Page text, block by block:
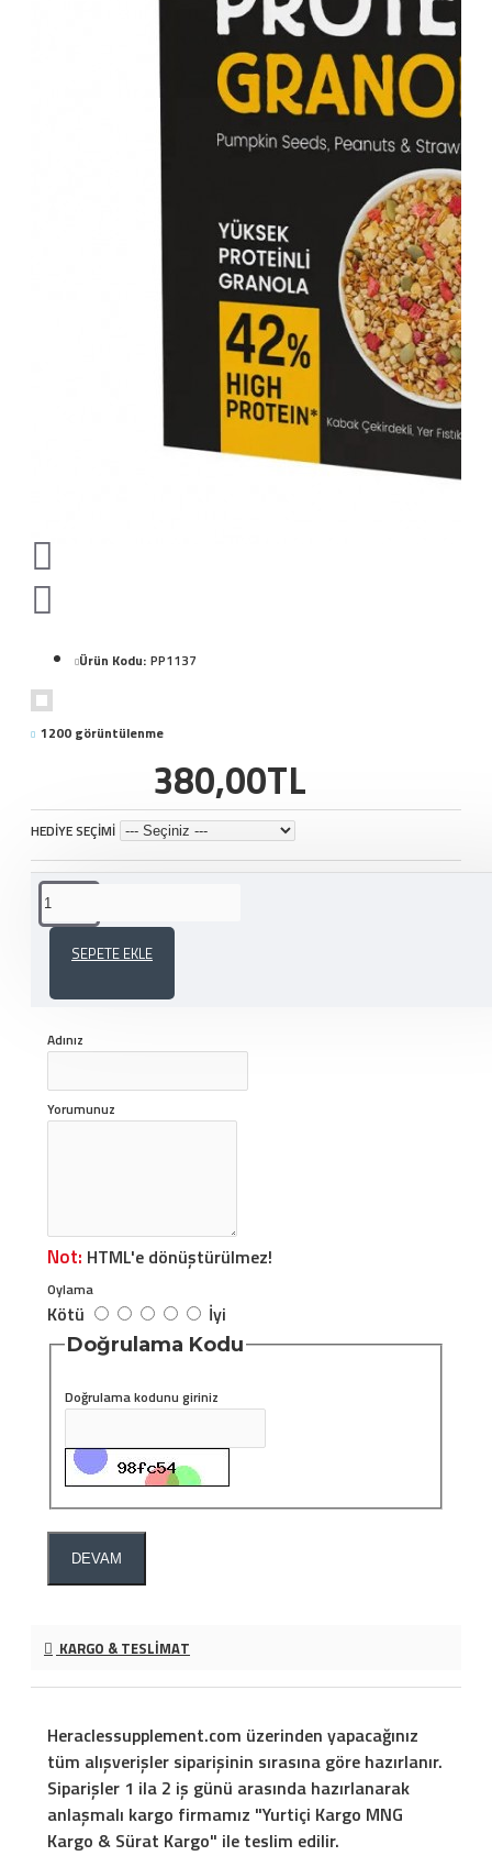
Ürün Kodu: PP1137
1200 görüntülenme
380,00TL
HEDİYE SEÇİMİ
SEPETE EKLE
YORUM YAP
Adınız
Yorumunuz
Not: HTML'e dönüştürülmez!
Oylama
Kötü İyi
Doğrulama Kodu
Doğrulama kodunu giriniz
DEVAM
KARGO & TESLIMAT
Heraclessupplement.com üzerinden yapacağınız
tüm alışverişler siparişinin sırasına göre hazırlanır.
Siparişler 1 ila 2 iş günü arasında hazırlanarak
anlaşmalı kargo firmamız "Yurtiçi Kargo MNG
Kargo & Sürat Kargo" ile teslim edilir.